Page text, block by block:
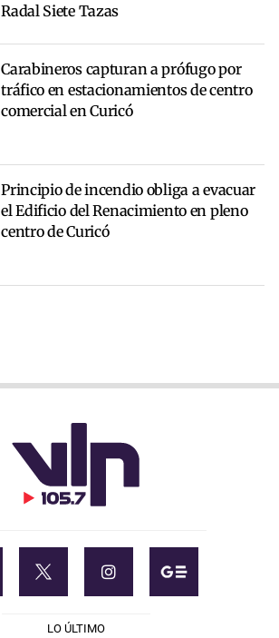
Radal Siete Tazas
Carabineros capturan a prófugo por
tráfico en estacionamientos de centro
comercial en Curicó
Principio de incendio obliga a evacuar
el Edificio del Renacimiento en pleno
centro de Curicó
LO ÚLTIMO